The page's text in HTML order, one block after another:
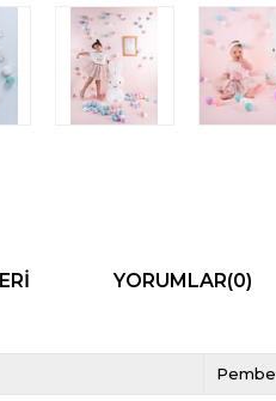
YORUMLAR(0)
Pembe